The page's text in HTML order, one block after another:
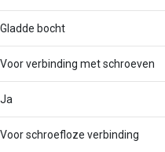
Gladde bocht
Voor verbinding met schroeven
Ja
Voor schroefloze verbinding